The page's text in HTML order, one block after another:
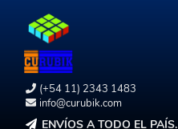
(+54 11) 2343 1483
info@curubik.com
ENVÍOS A TODO EL PAÍS.